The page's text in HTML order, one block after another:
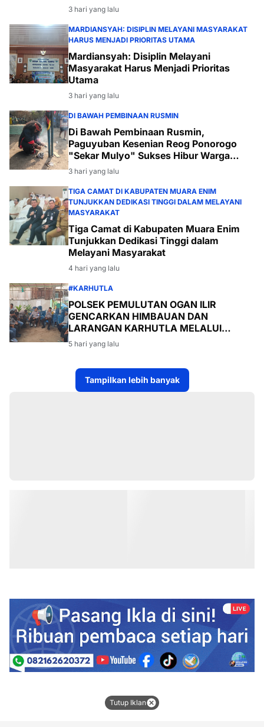
3 hari yang lalu
MARDIANSYAH: DISIPLIN MELAYANI MASYARAKAT
HARUS MENJADI PRIORITAS UTAMA
Mardiansyah: Disiplin Melayani
Masyarakat Harus Menjadi Prioritas
Utama
3 hari yang lalu
DI BAWAH PEMBINAAN RUSMIN
Di Bawah Pembinaan Rusmin,
Paguyuban Kesenian Reog Ponorogo
"Sekar Mulyo" Sukses Hibur Warga
Desa Payabakal
3 hari yang lalu
TIGA CAMAT DI KABUPATEN MUARA ENIM
TUNJUKKAN DEDIKASI TINGGI DALAM MELAYANI
MASYARAKAT
Tiga Camat di Kabupaten Muara Enim
Tunjukkan Dedikasi Tinggi dalam
Melayani Masyarakat
4 hari yang lalu
#KARHUTLA
POLSEK PEMULUTAN OGAN ILIR
GENCARKAN HIMBAUAN DAN
LARANGAN KARHUTLA MELALUI
PROGRAM TSKD (TOURING SAMBANG
KE DESA-DESA
5 hari yang lalu
Tampilkan lebih banyak
Tutup Iklan